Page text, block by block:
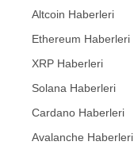
Altcoin Haberleri
Ethereum Haberleri
XRP Haberleri
Solana Haberleri
Cardano Haberleri
Avalanche Haberleri